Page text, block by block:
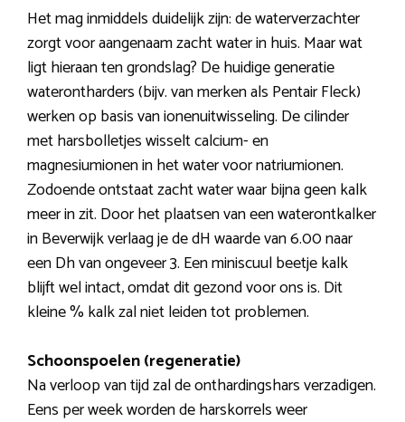
Het mag inmiddels duidelijk zijn: de waterverzachter
zorgt voor aangenaam zacht water in huis. Maar wat
ligt hieraan ten grondslag? De huidige generatie
waterontharders (bijv. van merken als Pentair Fleck)
werken op basis van ionenuitwisseling. De cilinder
met harsbolletjes wisselt calcium- en
magnesiumionen in het water voor natriumionen.
Zodoende ontstaat zacht water waar bijna geen kalk
meer in zit. Door het plaatsen van een waterontkalker
in Beverwijk verlaag je de dH waarde van 6.00 naar
een Dh van ongeveer 3. Een miniscuul beetje kalk
blijft wel intact, omdat dit gezond voor ons is. Dit
kleine % kalk zal niet leiden tot problemen.
Schoonspoelen (regeneratie)
Na verloop van tijd zal de onthardingshars verzadigen.
Eens per week worden de harskorrels weer